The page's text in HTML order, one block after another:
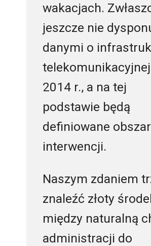
wakacjach.
jeszcze nie
danymi o
2014 r., a na tej
podstawie będą
definiowane
interwencji.
Naszym zdaniem
znaleźć złoty
między naturalną
administracji do